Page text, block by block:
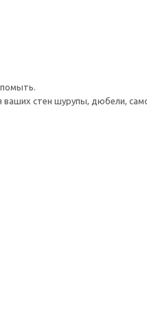
помыть.
стен шурупы, дюбели,